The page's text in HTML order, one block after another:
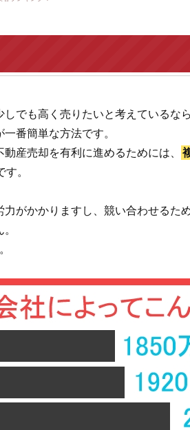
しでも高く売りたいと考えているな
番簡単な方法です。
産売却を有利に進めるためには、
す。
力がかかりますし、競い合わせるた